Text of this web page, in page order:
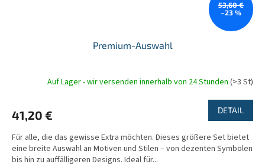
53,60 €
–23 %
Premium-Auswahl
Auf Lager - wir versenden innerhalb von 24 Stunden (>3 St)
41,20 € DETAIL
Für alle, die das gewisse Extra möchten. Dieses größere Set bietet
eine breite Auswahl an Motiven und Stilen – von dezenten Symbolen
bis hin zu auffälligeren Designs. Ideal für...